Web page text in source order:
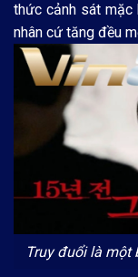
thức cảnh sát
nhân cứ tăng đều
Truy đuổi là